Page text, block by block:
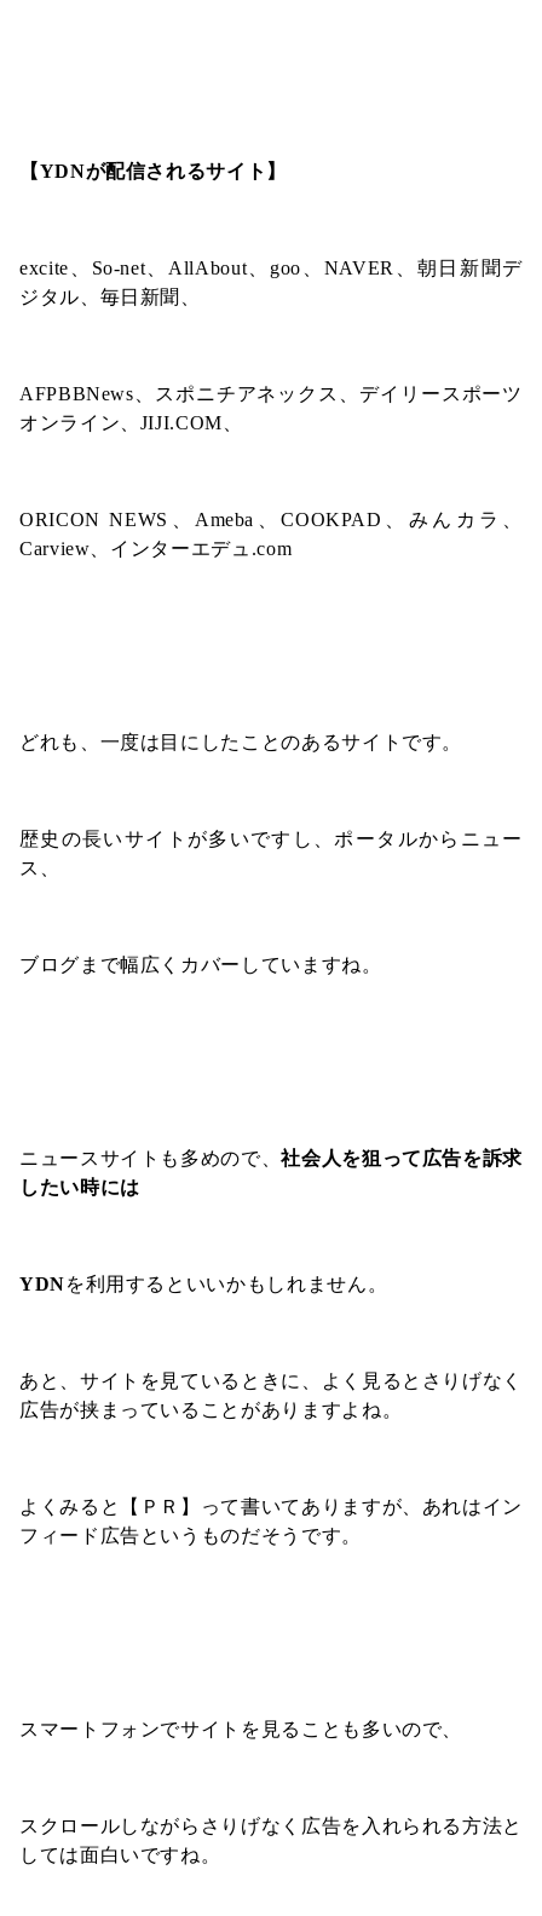
【YDNが配信されるサイト】
excite、So-net、AllAbout、goo、NAVER、朝日新聞デ
ジタル、毎日新聞、
AFPBBNews、スポニチアネックス、デイリースポーツ
オンライン、JIJI.COM、
ORICON NEWS、Ameba、COOKPAD、みんカラ、
Carview、インターエデュ.com
どれも、一度は目にしたことのあるサイトです。
歴史の長いサイトが多いですし、ポータルからニュー
ス、
ブログまで幅広くカバーしていますね。
ニュースサイトも多めので、社会人を狙って広告を訴求
したい時には
YDNを利用するといいかもしれません。
あと、サイトを見ているときに、よく見るとさりげなく
広告が挟まっていることがありますよね。
よくみると【ＰＲ】って書いてありますが、あれはイン
フィード広告というものだそうです。
スマートフォンでサイトを見ることも多いので、
スクロールしながらさりげなく広告を入れられる方法と
しては面白いですね。